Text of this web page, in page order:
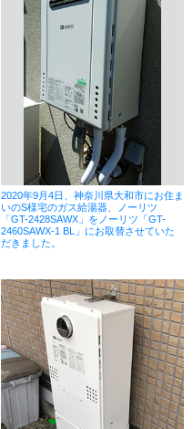
2020年9月4日、神奈川県大和市にお住ま
いのS様宅のガス給湯器、ノーリツ
「GT-2428SAWX」をノーリツ「GT-
2460SAWX-1 BL」にお取替させていた
だきました。